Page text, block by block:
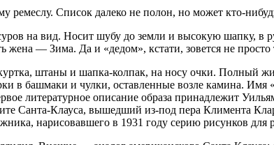
Список далеко не полон, но может кто-
на вид. Носит шубу до земли и высокую шапку, в
— Зима. Да и «дедом», кстати, зовется не просто
штаны и шапка-колпак, на носу очки. Полный
в башмаки и чулки, оставленные возле камина. Имя
литературное описание образа принадлежит
Санта-Клауса, вышедший из-под пера Климента
нарисовавшего в 1931 году серию рисунков для